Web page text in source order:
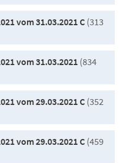
vom 31.03.2021 C(313
vom 31.03.2021(834
vom 29.03.2021 C(352
vom 29.03.2021 C(459